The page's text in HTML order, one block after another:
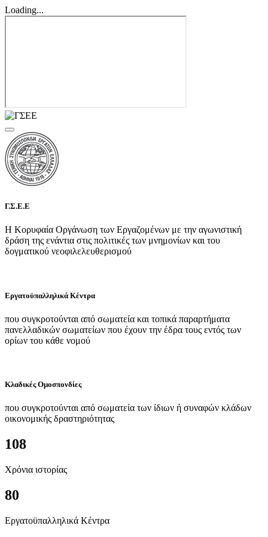
Loading...
Γ.Σ.Ε.Ε
Η Κορυφαία Οργάνωση των Εργαζομένων με την αγωνιστική
δράση της ενάντια στις πολιτικές των μνημονίων και του
δογματικού νεοφιλελευθερισμού
Εργατοϋπαλληλικά Κέντρα
που συγκροτούνται από σωματεία και τοπικά παραρτήματα
πανελλαδικών σωματείων που έχουν την έδρα τους εντός των
ορίων του κάθε νομού
Κλαδικές Ομοσπονδίες
που συγκροτούνται από σωματεία των ίδιων ή συναφών κλάδων
οικονομικής δραστηριότητας
108
Χρόνια ιστορίας
80
Εργατοϋπαλληλικά Κέντρα